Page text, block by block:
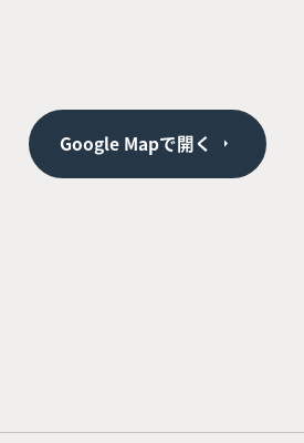
Google Mapで開く